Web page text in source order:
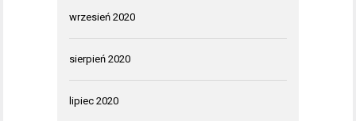
wrzesień 2020
sierpień 2020
lipiec 2020